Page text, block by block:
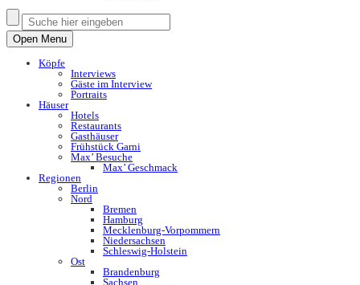
Open Menu
Köpfe
Interviews
Gäste im Interview
Portraits
Häuser
Hotels
Restaurants
Gasthäuser
Frühstück Garni
Max’ Besuche
Max’ Geschmack
Regionen
Berlin
Nord
Bremen
Hamburg
Mecklenburg-Vorpommern
Niedersachsen
Schleswig-Holstein
Ost
Brandenburg
Sachsen